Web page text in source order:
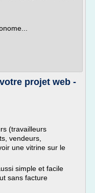
projet web -
(travailleurs
vendeurs,
une vitrine sur le
simple et facile
sans facture